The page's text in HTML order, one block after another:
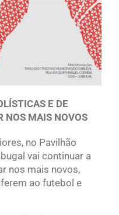
E DE
NOS MAIS NOVOS
no Pavilhão
vai continuar a
nos mais novos,
ao futebol e